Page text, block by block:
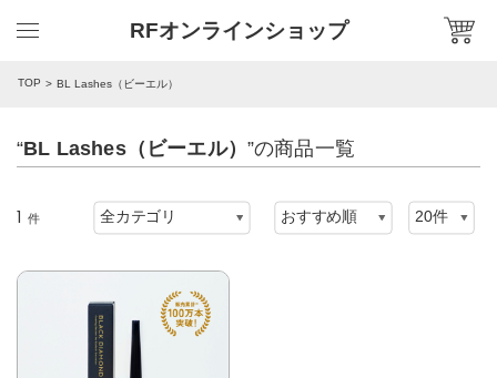
RFオンラインショップ
TOP BL Lashes（ビーエル）
“BL Lashes（ビーエル） ”の商品一覧
1 件